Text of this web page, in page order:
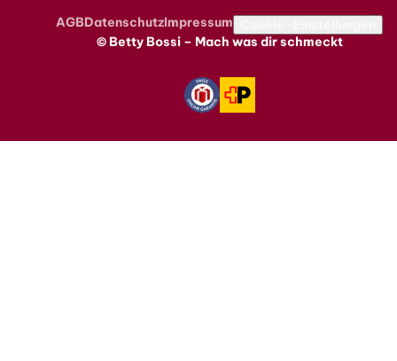
Metanavigation
AGBDatenschutzImpressum
© Betty Bossi – Mach was dir schmeckt